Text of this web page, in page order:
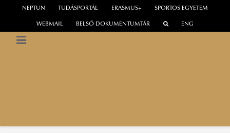
WEBMAIL
NEPTUN TUDÁSPORTÁL ERASMUS+ SPORTOS EGYETEM
BELSŐ DOKUMENTUMTÁR ENG